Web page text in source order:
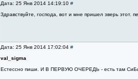
Дата: 25 Янв 2014 14:19:10 #
Здравствуйте, господа, вот и мне пришел зверь этот.
Дата: 25 Янв 2014 17:02:04 #
val_sigma
Естессно пиши. И В ПЕРВУЮ ОЧЕРЕДЬ - есть там